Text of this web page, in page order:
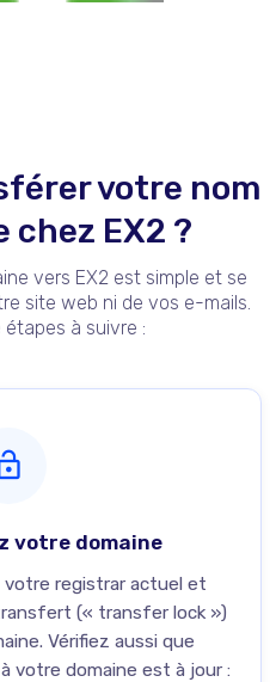
votre nom
chez EX2 ?
vers EX2 est simple et se
site web ni de vos e-mails.
à suivre :
votre domaine
registrar actuel et
(« transfer lock »)
Vérifiez aussi que
votre domaine est à jour :